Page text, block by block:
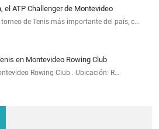
el ATP Challenger de Montevideo
de Tenis más importante del país, c…
en Montevideo Rowing Club
Rowing Club . Ubicación: R…